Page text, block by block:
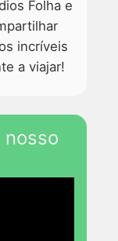
Folha e
incríveis
a viajar!